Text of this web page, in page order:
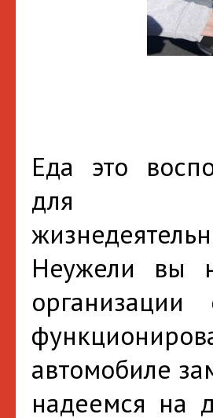
Еда это
для
Неужели вы
автомобиле
надеемся на